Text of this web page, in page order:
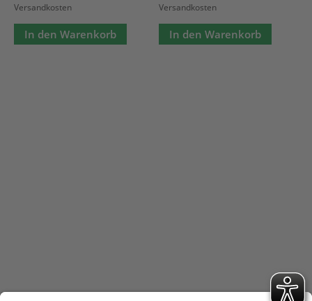
Versandkosten
In den Warenkorb
Versandkosten
In den Warenkorb